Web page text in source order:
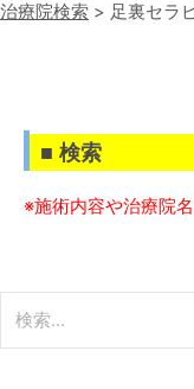
治療院検索 > 足裏セラ
■ 検索
※施術内容や治療院
索: